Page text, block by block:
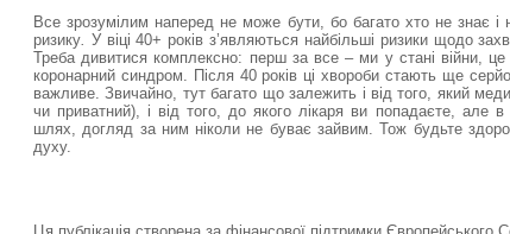
Все зрозумілим наперед не може бути, бо багато хто не знає і
ризику. У віці 40+ років з’являються найбільші ризики щодо
Треба дивитися комплексно: перш за все – ми у стані війни, це
коронарний синдром. Після 40 років ці хвороби стають ще
важливе. Звичайно, тут багато що залежить і від того, який
чи приватний), і від того, до якого лікаря ви попадаєте, але
шлях, догляд за ним ніколи не буває зайвим. Тож будьте
духу.